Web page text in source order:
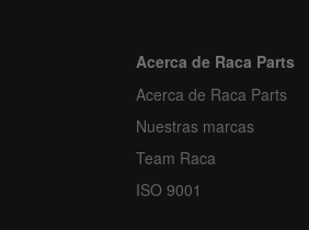
Piece
1
1
Acerca de Raca Parts
Acerca de Raca Parts
Nuestras marcas
Team Raca
ISO 9001